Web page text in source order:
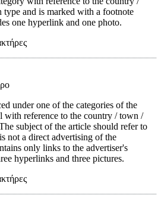
type and is marked with a footnote
one hyperlink and one photo.
under one of the categories of the
reference to the country / town /
subject of the article should refer to
not a direct advertising of the
only links to the advertiser's
hyperlinks and three pictures.